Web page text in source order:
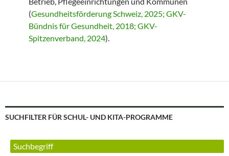
(Gesundheitsförderung Schweiz, 2025; GKV-
Bündnis für Gesundheit, 2018; GKV-
Spitzenverband, 2024).
SUCHFILTER FÜR SCHUL- UND KITA-PROGRAMME